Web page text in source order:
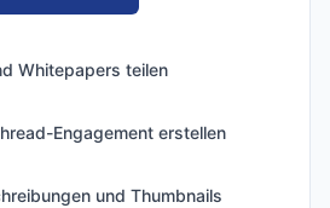
Whitepapers teilen
Engagement erstellen
und Thumbnails